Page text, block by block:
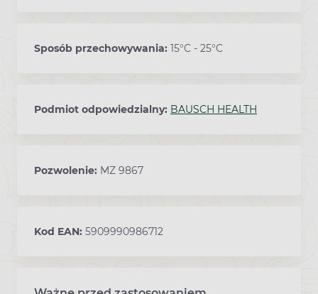
Sposób przechowywania: 15°C - 25°C
Podmiot odpowiedzialny: BAUSCH HEALTH
Pozwolenie: MZ 9867
Kod EAN: 5909990986712